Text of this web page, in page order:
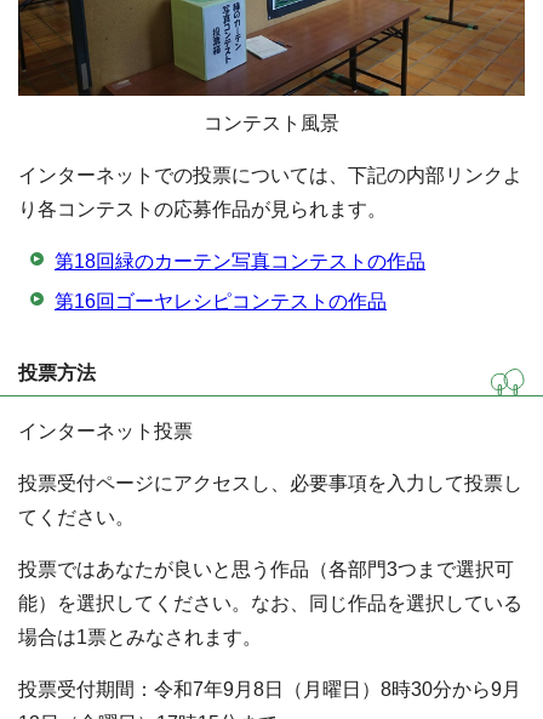
コンテスト風景
インターネットでの投票については、下記の内部リンクよ
り各コンテストの応募作品が見られます。
第18回緑のカーテン写真コンテストの作品
第16回ゴーヤレシピコンテストの作品
投票方法
インターネット投票
投票受付ページにアクセスし、必要事項を入力して投票し
てください。
投票ではあなたが良いと思う作品（各部門3つまで選択可
能）を選択してください。なお、同じ作品を選択している
場合は1票とみなされます。
投票受付期間：令和7年9月8日（月曜日）8時30分から9月